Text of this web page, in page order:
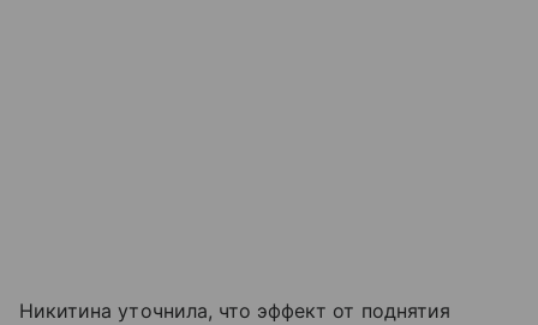
Никитина уточнила, что эффект от поднятия